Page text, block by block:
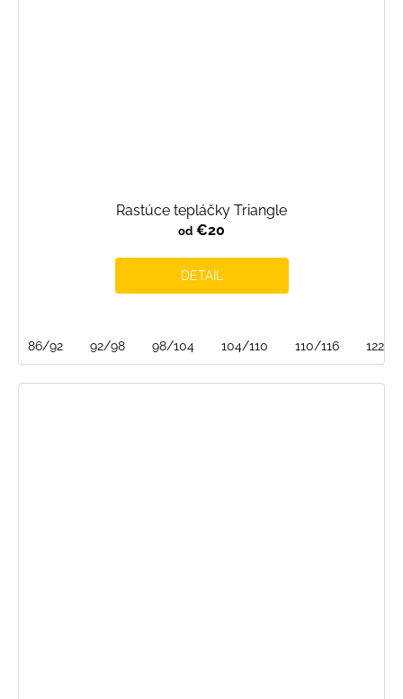
Rastúce tepláčky Triangle
od €20
DETAIL
86/92 92/98 98/104 104/110 110/116 122/